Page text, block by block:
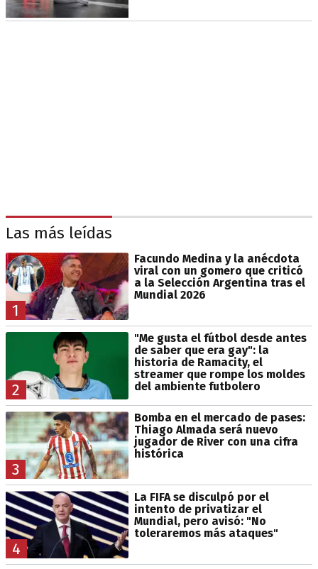
Las más leídas
1
Facundo Medina y la anécdota
viral con un gomero que criticó
a la Selección Argentina tras el
Mundial 2026
2
"Me gusta el fútbol desde antes
de saber que era gay": la
historia de Ramacity, el
streamer que rompe los moldes
del ambiente futbolero
3
Bomba en el mercado de pases:
Thiago Almada será nuevo
jugador de River con una cifra
histórica
4
La FIFA se disculpó por el
intento de privatizar el
Mundial, pero avisó: "No
toleraremos más ataques"